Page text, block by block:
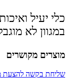
כלי יעיל
במגוון לא
מוצרים מקושרים
שליחת בקשה להצעת